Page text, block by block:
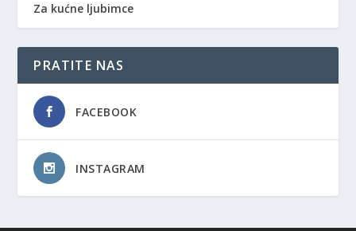
Za kućne ljubimce
PRATITE NAS
FACEBOOK
INSTAGRAM